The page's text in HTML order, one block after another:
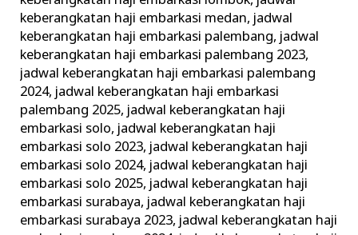
keberangkatan haji embarkasi medan, jadwal
keberangkatan haji embarkasi palembang, jadwal
keberangkatan haji embarkasi palembang 2023,
jadwal keberangkatan haji embarkasi palembang
2024, jadwal keberangkatan haji embarkasi
palembang 2025, jadwal keberangkatan haji
embarkasi solo, jadwal keberangkatan haji
embarkasi solo 2023, jadwal keberangkatan haji
embarkasi solo 2024, jadwal keberangkatan haji
embarkasi solo 2025, jadwal keberangkatan haji
embarkasi surabaya, jadwal keberangkatan haji
embarkasi surabaya 2023, jadwal keberangkatan haji